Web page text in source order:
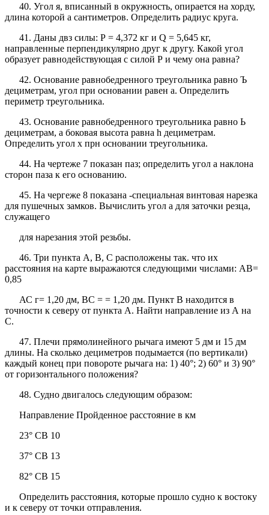
40. Угол я, вписанный в окружность, опирается на хорду,
длина которой а сантиметров. Определить радиус круга.
41. Даны двз силы: Р = 4,372 кг и Q = 5,645 кг,
направленные перпендикулярно друг к другу. Какой угол
образует равнодействующая с силой Р и чему она равна?
42. Основание равнобедренного треугольника равно Ъ
дециметрам, угол при основании равен а. Определить
периметр треугольника.
43. Основание равнобедренного треугольника равно Ь
дециметрам, а боковая высота равна h дециметрам.
Определить угол х прн основании треугольника.
44. На чертеже 7 показан паз; определить угол а наклона
сторон паза к его основанию.
45. На чергеже 8 показана -специальная винтовая нарезка
для пушечных замков. Вычислить угол а для заточки резца,
служащего
для нарезания этой резьбы.
46. Три пункта А, В, С расположены так. что их
расстояния на карте выражаются следующими числами: АВ=
0,85
АС г= 1,20 дм, ВС = = 1,20 дм. Пункт В находится в
точности к северу от пункта А. Найти направление из А на
С.
47. Плечи прямолинейного рычага имеют 5 дм и 15 дм
длины. На сколько дециметров подымается (по вертикали)
каждый конец при повороте рычага на: 1) 40°; 2) 60° и 3) 90°
от горизонтального положения?
48. Судно двигалось следующим образом:
Направление Пройденное расстояние в км
23° СВ 10
37° СВ 13
82° СВ 15
Определить расстояния, которые прошло судно к востоку
и к северу от точки отправления.